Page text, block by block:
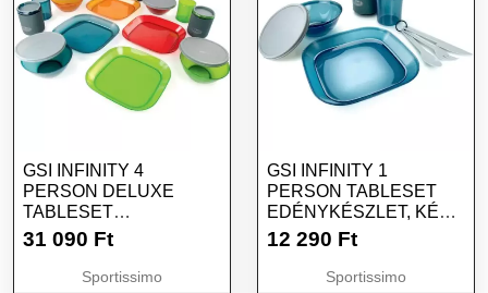
GSI INFINITY 4
PERSON DELUXE
TABLESET
EDÉNYKÉSZLET, MIX,
31 090 Ft
Sportissimo
GSI INFINITY 1
PERSON TABLESET
EDÉNYKÉSZLET, KÉK,
MÉRET
12 290 Ft
Sportissimo